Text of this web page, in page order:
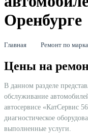
Оренбурге
Главная Ремонт по
Цены на
В данном разделе
обслуживание
автосервисе «КатСервис
диагностическое
выполненные услуги.